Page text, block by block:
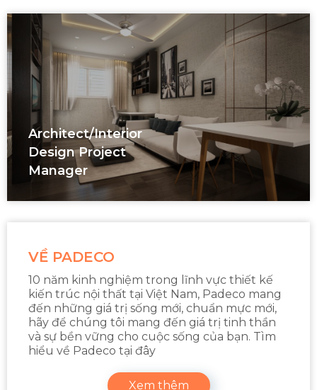
Architect/interior
Design Project
Manager
VỀ PADECO
10 năm kinh nghiệm trong lĩnh vực thiết kế
kiến trúc nội thất tại Việt Nam, Padeco mang
đến những giá trị sống mới, chuẩn mực mới,
hãy để chúng tôi mang đến giá trị tinh thần
và sự bền vững cho cuộc sống của bạn. Tìm
hiểu về Padeco tại đây
Xem thêm